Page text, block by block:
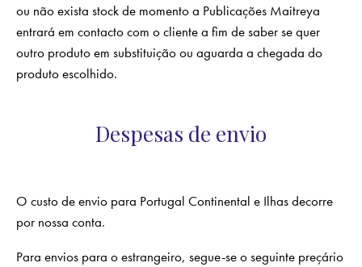
ou não exista stock de momento a Publicações Maitreya
entrará em contacto com o cliente a fim de saber se quer
outro produto em substituição ou aguarda a chegada do
produto escolhido.
Despesas de envio
O custo de envio para Portugal Continental e Ilhas decorre
por nossa conta.
Para envios para o estrangeiro, segue-se o seguinte preçário